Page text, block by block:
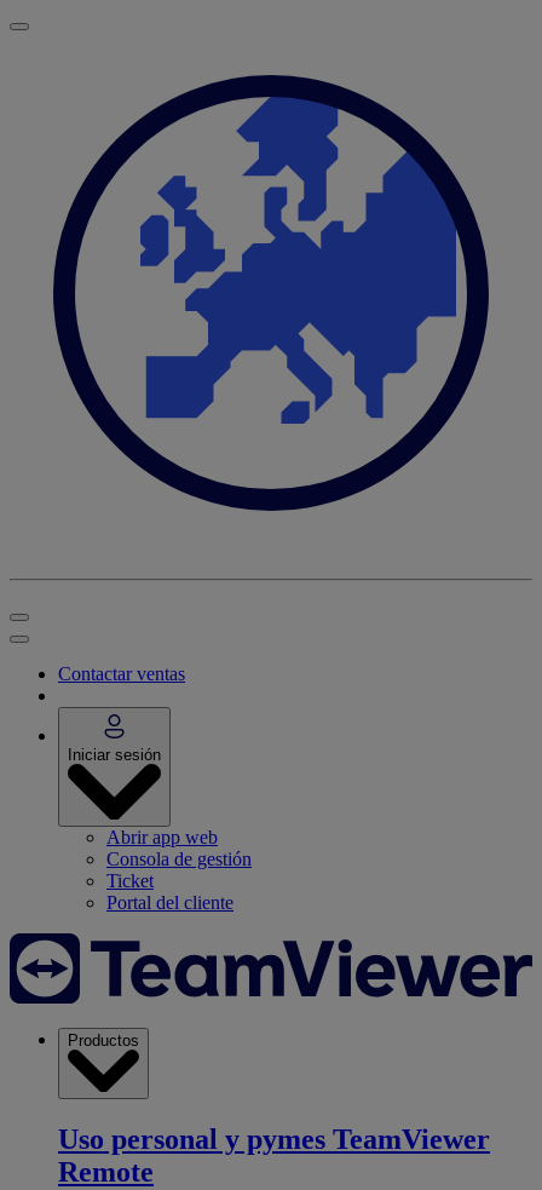
Contactar ventas
Iniciar sesión
Abrir app web
Consola de gestión
Ticket
Portal del cliente
Productos
Uso personal y pymes TeamViewer
Remote